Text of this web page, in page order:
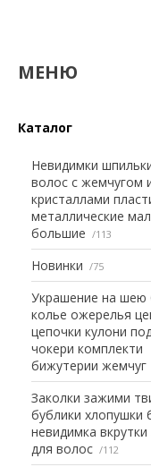
Каталог
Невидимки
волос с жемчугом
кристаллами
металлические
большие
113
Новинки 75
Украшение на шею
колье ожерелья
цепочки кулони
чокери комплекти
бижутерии жемчуг
Заколки зажими
бублики хлопушки
невидимка
для волос
112